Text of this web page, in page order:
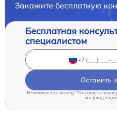
Закажите бесплатную
Бесплатная
специалистом
Оставить
Нажимая на кнопку "Оставить